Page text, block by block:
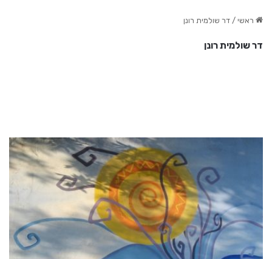
ראשי / דר שולמית רונן
דר שולמית רונן